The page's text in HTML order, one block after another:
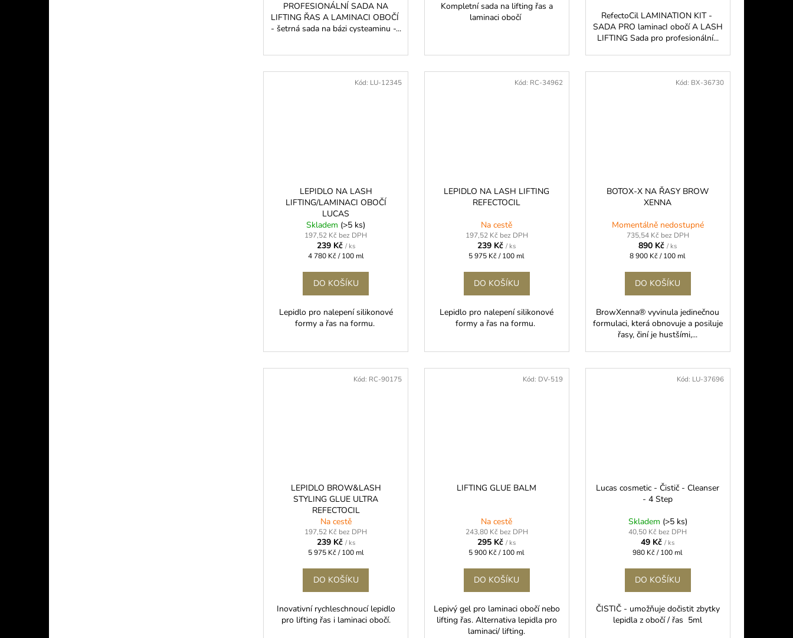
PROFESIONÁLNÍ SADA NA
LIFTING ŘAS A LAMINACI OBOČÍ
- šetrná sada na bázi cysteaminu -...
Kompletní sada na lifting řas a
laminaci obočí
RefectoCil LAMINATION KIT -
SADA PRO laminacI obočí A LASH
LIFTING Sada pro profesionální...
LEPIDLO NA LASH
LIFTING/LAMINACI OBOČÍ
LUCAS
Skladem (>5 ks)
197,52 Kč bez DPH
239 Kč / ks
Měrná
4 780 Kč / 100 ml
DO KOŠÍKU
Lepidlo pro nalepení silikonové
formy a řas na formu.
Kód: LU-12345
LEPIDLO NA LASH LIFTING
REFECTOCIL
Na cestě
197,52 Kč bez DPH
239 Kč/ ks
Měrná
5 975 Kč / 100 ml
DO KOŠÍKU
Lepidlo pro nalepení silikonové
formy a řas na formu.
Kód: RC-34962
BOTOX-X NA ŘASY BROW
XENNA
Momentálně nedostupné
735,54 Kč bez DPH
890 Kč/ ks
Měrná
8 900 Kč / 100 ml
DO KOŠÍKU
BrowXenna® vyvinula jedinečnou
formulaci, která obnovuje a posiluje
řasy, činí je hustšími,...
Kód: BX-36730
LEPIDLO BROW&LASH
STYLING GLUE ULTRA
REFECTOCIL
Na cestě
197,52 Kč bez DPH
239 Kč / ks
Měrná
5 975 Kč / 100 ml
DO KOŠÍKU
Inovativní rychleschnoucí lepidlo
pro lifting řas i laminaci obočí.
Kód: RC-90175
LIFTING GLUE BALM
Na cestě
243,80 Kč bez DPH
295 Kč/ ks
Měrná
5 900 Kč / 100 ml
DO KOŠÍKU
Lepivý gel pro laminaci obočí nebo
lifting řas. Alternativa lepidla pro
laminaci/ lifting.
Kód: DV-519
Lucas cosmetic - Čistič - Cleanser
- 4 Step
Skladem (>5 ks)
40,50 Kč bez DPH
49 Kč/ ks
Měrná
980 Kč / 100 ml
DO KOŠÍKU
ČISTIČ - umožňuje dočistit zbytky
lepidla z obočí / řas 5ml
Kód: LU-37696